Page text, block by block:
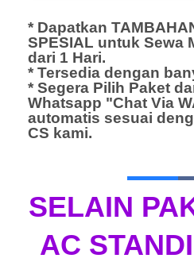
* Dapatkan
SPESIAL untuk Sewa
dari 1 Hari.
* Tersedia dengan
* Segera Pilih Paket
Whatsapp "Chat Via
automatis sesuai
CS kami.
SELAIN
AC